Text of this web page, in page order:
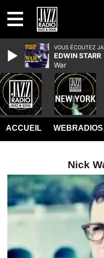
ACCUEIL WEBRADIOS
Nick
VOUS ÉCOUTEZ
EDWIN STARR
War